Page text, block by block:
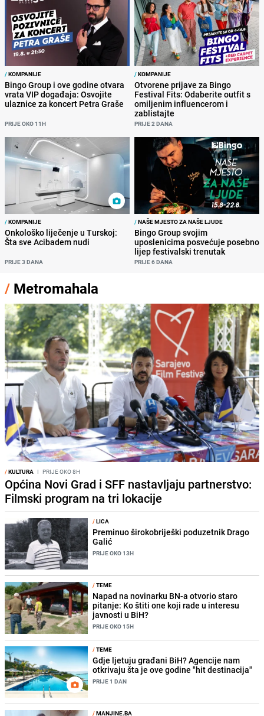
/KOMPANIJE
Bingo Group i ove godine otvara
vrata VIP događaja: Osvojite
ulaznice za koncert Petra Graše
PRIJE OKO 11H
/KOMPANIJE
Otvorene prijave za Bingo
Festival Fits: Odaberite outfit s
omiljenim influencerom i
zablistajte
PRIJE 2 DANA
/KOMPANIJE
Onkološko liječenje u Turskoj:
Šta sve Acibadem nudi
PRIJE 3 DANA
/NAŠE MJESTO ZA NAŠE LJUDE
Bingo Group svojim
uposlenicima posvećuje posebno
lijep festivalski trenutak
PRIJE 6 DANA
/ Metromahala
/KULTURA I PRIJE OKO 8H
Općina Novi Grad i SFF nastavljaju partnerstvo:
Filmski program na tri lokacije
/LICA
Preminuo širokobriješki poduzetnik Drago
Galić
PRIJE OKO 13H
/TEME
Napad na novinarku BN-a otvorio staro
pitanje: Ko štiti one koji rade u interesu
javnosti u BiH?
PRIJE OKO 15H
/TEME
Gdje ljetuju građani BiH? Agencije nam
otkrivaju šta je ove godine "hit destinacija"
PRIJE 1 DAN
/MANJINE.BA